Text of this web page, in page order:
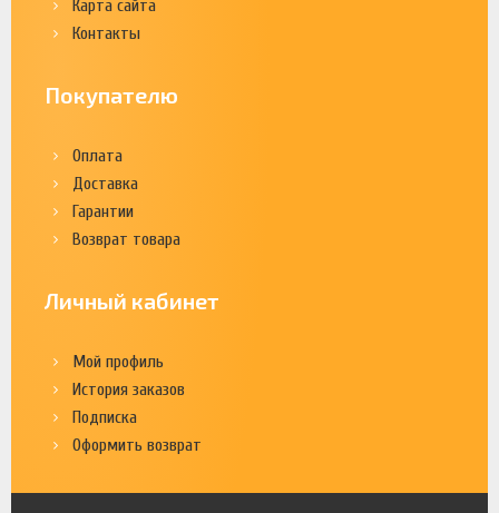
Карта сайта
Контакты
Покупателю
Оплата
Доставка
Гарантии
Возврат товара
Личный кабинет
Мой профиль
История заказов
Подписка
Оформить возврат